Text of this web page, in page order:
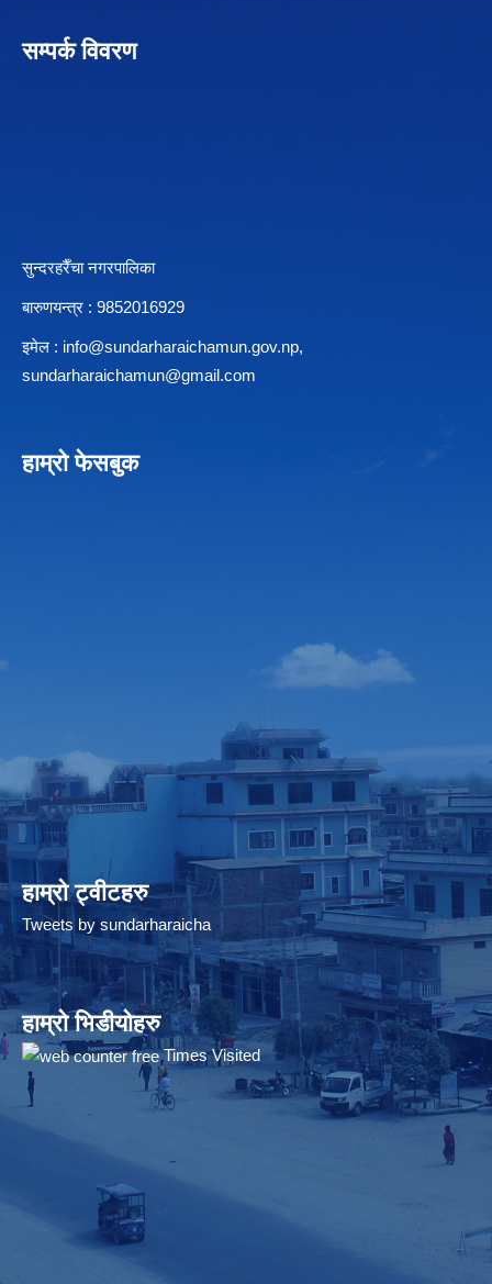
सम्पर्क विवरण
सुन्दरहरैँचा नगरपालिका
बारुणयन्त्र : 9852016929
इमेल : info@sundarharaichamun.gov.np,
sundarharaichamun@gmail.com
हाम्रो फेसबुक
हाम्रो ट्वीटहरु
Tweets by sundarharaicha
हाम्रो भिडीयोहरु
Times Visited